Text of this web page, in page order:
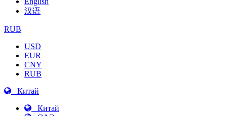
汉语
RUB
USD
EUR
CNY
RUB
Китай
Китай